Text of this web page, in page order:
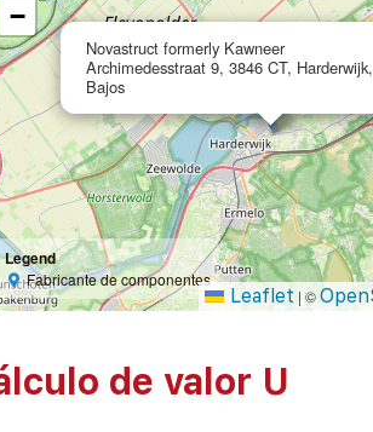
Novastruct formerly Kawneer
Archimedesstraat 9, 3846 CT,
Bajos
−
Legend
Fabricante de componentes
Leaflet | ©
de valor U